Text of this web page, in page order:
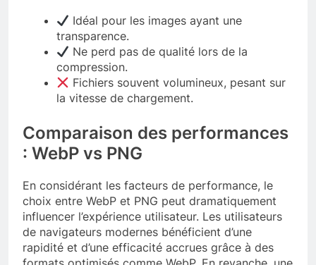
Idéal pour les images ayant une
transparence.
Ne perd pas de qualité lors de la
compression.
Fichiers souvent volumineux, pesant sur
la vitesse de chargement.
Comparaison des performances
: WebP vs PNG
En considérant les facteurs de performance, le
choix entre WebP et PNG peut dramatiquement
influencer l’expérience utilisateur. Les utilisateurs
de navigateurs modernes bénéficient d’une
rapidité et d’une efficacité accrues grâce à des